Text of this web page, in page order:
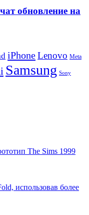
обновление на
iPhoneLenovo Meta
Samsung Sony
The Sims 1999
использовав более